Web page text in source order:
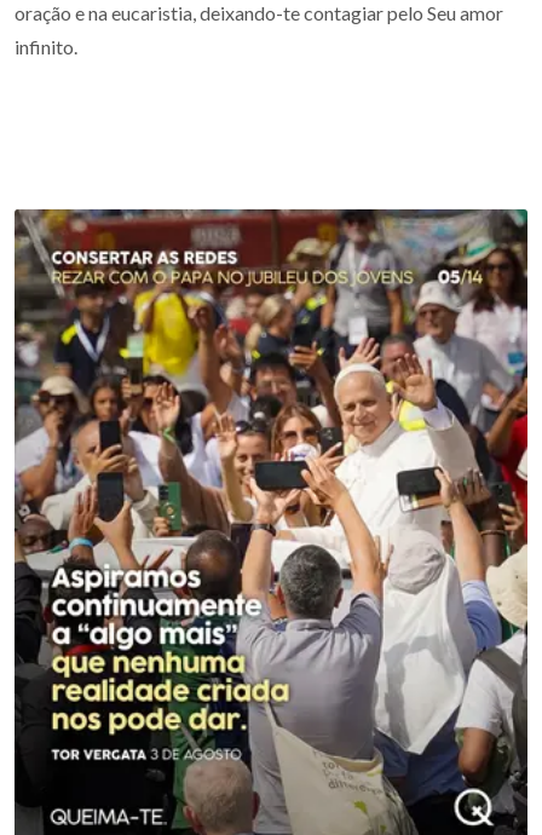
oração e na eucaristia, deixando-te contagiar pelo Seu amor
infinito.